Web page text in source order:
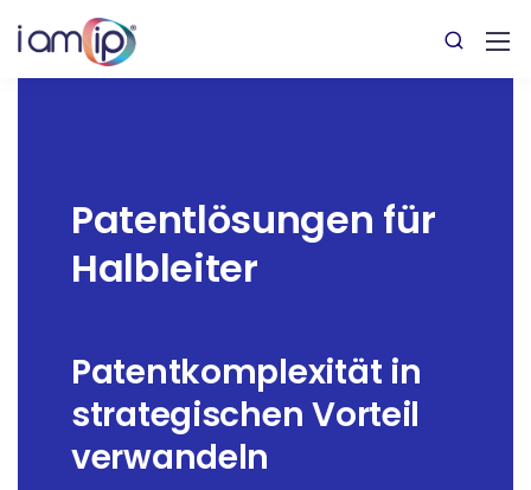
Patentlösungen für
Halbleiter
Patentkomplexität in
strategischen Vorteil
verwandeln